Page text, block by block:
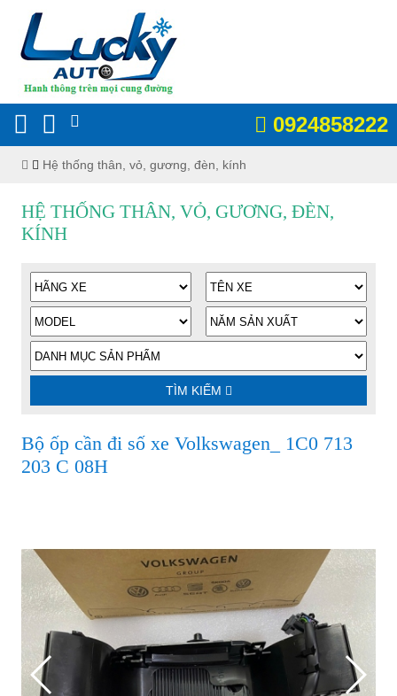
0924858222
Hệ thống thân, vỏ, gương, đèn, kính
HỆ THỐNG THÂN, VỎ, GƯƠNG, ĐÈN,
KÍNH
TÌM KIẾM
Bộ ốp cần đi số xe Volkswagen_ 1C0 713
203 C 08H